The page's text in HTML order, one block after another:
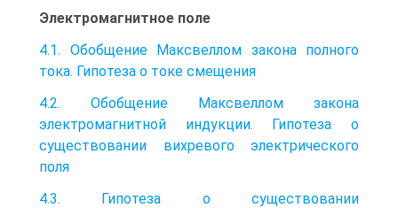
Электромагнитное поле
4.1. Обобщение Максвеллом закона полного
тока. Гипотеза о токе смещения
4.2. Обобщение Максвеллом закона
электромагнитной индукции. Гипотеза о
существовании вихревого электрического
поля
4.3. Гипотеза о существовании